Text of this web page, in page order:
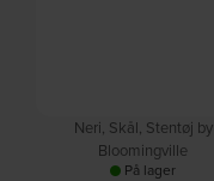
Neri, Skål, Stentøj by
Bloomingville
På lager